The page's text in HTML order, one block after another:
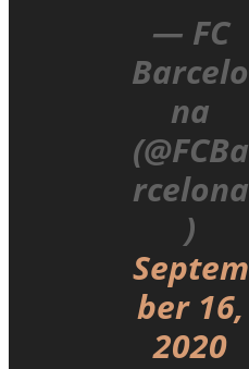
— FC
Barcelo
na
(@FCBa
rcelona
)
Septem
ber 16,
2020